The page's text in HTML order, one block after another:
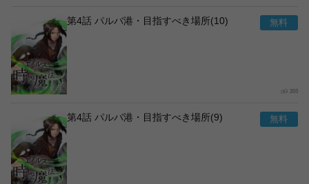
第4話 パルバ港・目指すべき場所(10)
203
第4話 パルバ港・目指すべき場所(9)